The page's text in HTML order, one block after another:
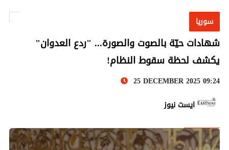
سوريا
شهادات حيّة بالصوت والصورة... "ردع العدوان"
يكشف لحظة سقوط النظام!
25 DECEMBER 2025 09:24
ايست نيوز